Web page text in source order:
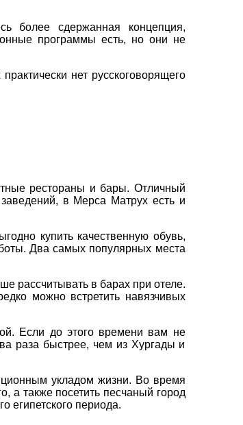
более сдержанная концепция,
программы есть, но они не
нет русскоговорящего
рестораны и бары. Отличный
в Мерса Матрух есть и
купить качественную обувь,
Два самых популярных места
рассчитывать в барах при отеле.
можно встретить навязчивых
Если до этого времени вам не
раза быстрее, чем из Хургады и
укладом жизни. Во время
а также посетить песчаный город
египетского периода.